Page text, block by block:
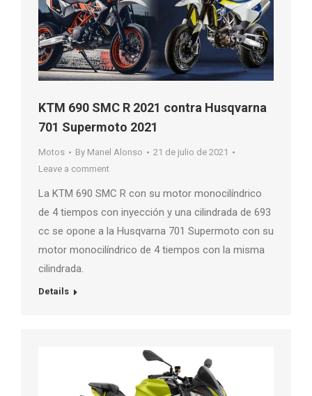
KTM 690 SMC R 2021 contra Husqvarna
701 Supermoto 2021
Motos By Manel Alonso
21 de julio de 2021
Leave a comment
La KTM 690 SMC R con su motor monocilíndrico
de 4 tiempos con inyección y una cilindrada de 693
cc se opone a la Husqvarna 701 Supermoto con su
motor monocilíndrico de 4 tiempos con la misma
cilindrada.
Details